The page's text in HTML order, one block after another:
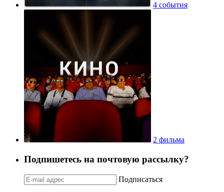
4 события
2 фильма
Подпишетесь на почтовую рассылку?
Подписаться